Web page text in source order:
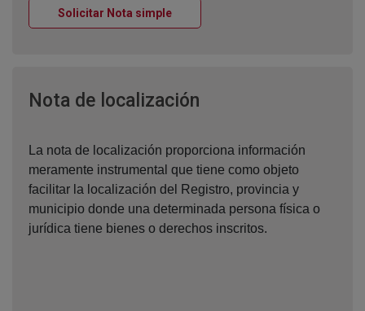
Solicitar Nota simpleVentana nueva
Nota de localización
La nota de localización proporciona información
meramente instrumental que tiene como objeto
facilitar la localización del Registro, provincia y
municipio donde una determinada persona física o
jurídica tiene bienes o derechos inscritos.